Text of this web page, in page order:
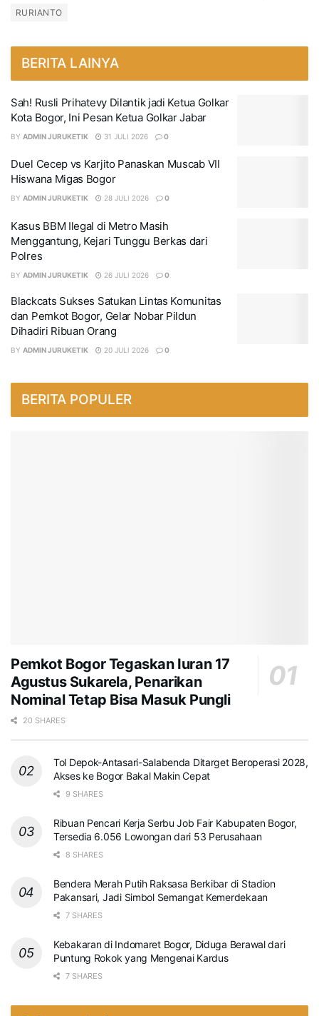
RURIANTO
BERITA LAINYA
Sah! Rusli Prihatevy Dilantik jadi Ketua Golkar
Kota Bogor, Ini Pesan Ketua Golkar Jabar
BY ADMIN JURUKETIK 31 JULI 2026 0
Duel Cecep vs Karjito Panaskan Muscab VII
Hiswana Migas Bogor
BY ADMIN JURUKETIK 28 JULI 2026 0
Kasus BBM Ilegal di Metro Masih
Menggantung, Kejari Tunggu Berkas dari
Polres
BY ADMIN JURUKETIK 26 JULI 2026 0
Blackcats Sukses Satukan Lintas Komunitas
dan Pemkot Bogor, Gelar Nobar Pildun
Dihadiri Ribuan Orang
BY ADMIN JURUKETIK 20 JULI 2026 0
BERITA POPULER
Pemkot Bogor Tegaskan Iuran 17
Agustus Sukarela, Penarikan
Nominal Tetap Bisa Masuk Pungli
20 SHARES
Tol Depok-Antasari-Salabenda Ditarget Beroperasi 2028,
Akses ke Bogor Bakal Makin Cepat
9 SHARES
Ribuan Pencari Kerja Serbu Job Fair Kabupaten Bogor,
Tersedia 6.056 Lowongan dari 53 Perusahaan
8 SHARES
Bendera Merah Putih Raksasa Berkibar di Stadion
Pakansari, Jadi Simbol Semangat Kemerdekaan
7 SHARES
Kebakaran di Indomaret Bogor, Diduga Berawal dari
Puntung Rokok yang Mengenai Kardus
7 SHARES